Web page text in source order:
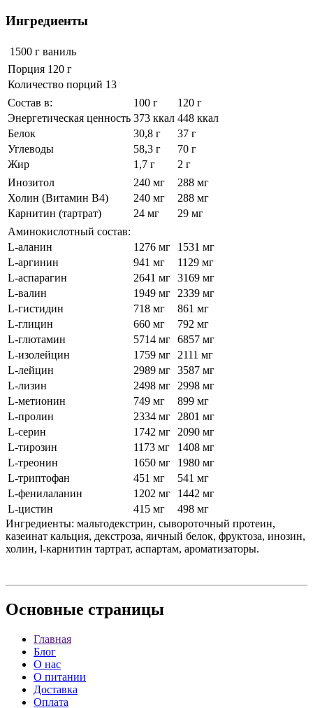
Ингредиенты
1500 г ваниль
Порция 120 г
Количество порций 13
Состав в:
100 г
120 г
Энергетическая ценность 373 ккал 448 ккал
Белок
30,8 г
37 г
Углеводы
58,3 г
70 г
Жир
1,7 г
2 г
Инозитол
240 мг
288 мг
Холин (Витамин В4)
240 мг
288 мг
Карнитин (тартрат)
24 мг
29 мг
Аминокислотный состав:
L-аланин
1276 мг
1531 мг
L-аргинин
941 мг
1129 мг
L-аспарагин
2641 мг 3169 мг
L-валин
1949 мг 2339 мг
L-гистидин
718 мг
861 мг
L-глицин
660 мг
792 мг
L-глютамин
5714 мг 6857 мг
L-изолейцин
1759 мг 2111 мг
L-лейцин
2989 мг 3587 мг
L-лизин
2498 мг 2998 мг
L-метионин
749 мг
899 мг
L-пролин
2334 мг 2801 мг
L-серин
1742 мг 2090 мг
L-тирозин
1173 мг
1408 мг
L-треонин
1650 мг
1980 мг
L-триптофан
451 мг
541 мг
L-фенилаланин
1202 мг
1442 мг
L-цистин
415 мг
498 мг
Ингредиенты: мальтодекстрин, сывороточный протеин,
казеинат кальция, декстроза, яичный белок, фруктоза, инозин,
холин, l-карнитин тартрат, аспартам, ароматизаторы.
Основные страницы
Главная
Блог
О нас
О питании
Доставка
Оплата